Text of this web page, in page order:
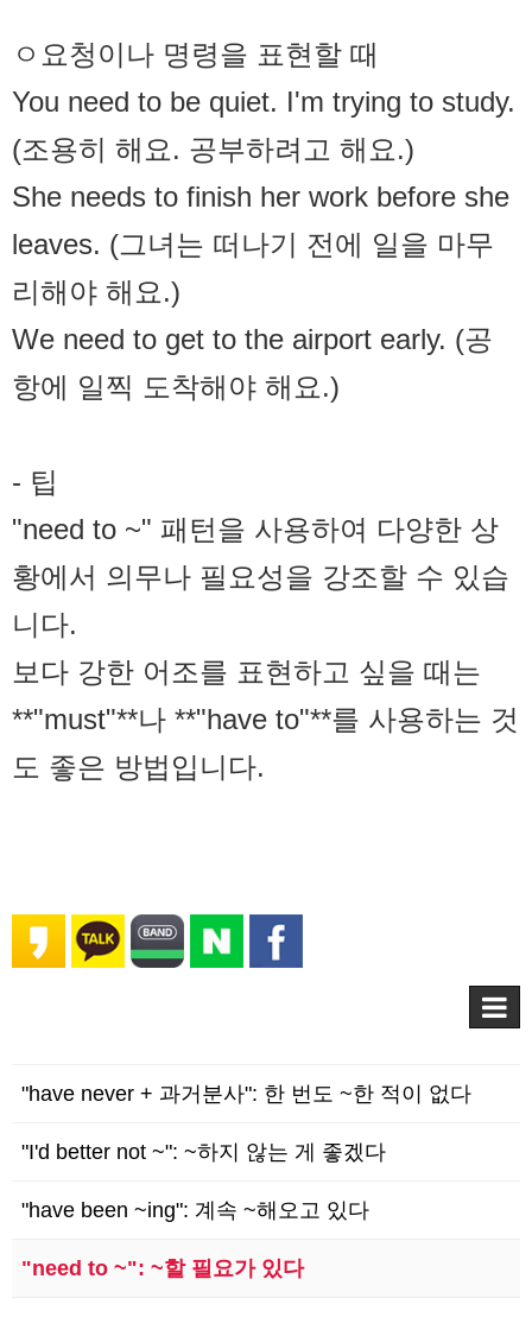
ㅇ요청이나 명령을 표현할 때
You need to be quiet. I'm trying to study.
(조용히 해요. 공부하려고 해요.)
She needs to finish her work before she
leaves. (그녀는 떠나기 전에 일을 마무
리해야 해요.)
We need to get to the airport early. (공
항에 일찍 도착해야 해요.)
- 팁
"need to ~" 패턴을 사용하여 다양한 상
황에서 의무나 필요성을 강조할 수 있습
니다.
보다 강한 어조를 표현하고 싶을 때는
**"must"**나 **"have to"**를 사용하는 것
도 좋은 방법입니다.
"have never + 과거분사": 한 번도 ~한 적이 없다
"I'd better not ~": ~하지 않는 게 좋겠다
"have been ~ing": 계속 ~해오고 있다
"need to ~": ~할 필요가 있다